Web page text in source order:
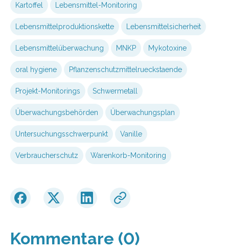
Kartoffel Lebensmittel-Monitoring
Lebensmittelproduktionskette Lebensmittelsicherheit
Lebensmittelüberwachung MNKP Mykotoxine
oral hygiene Pflanzenschutzmittelrueckstaende
Projekt-Monitorings Schwermetall
Überwachungsbehörden Überwachungsplan
Untersuchungsschwerpunkt Vanille
Verbraucherschutz Warenkorb-Monitoring
Kommentare (0)